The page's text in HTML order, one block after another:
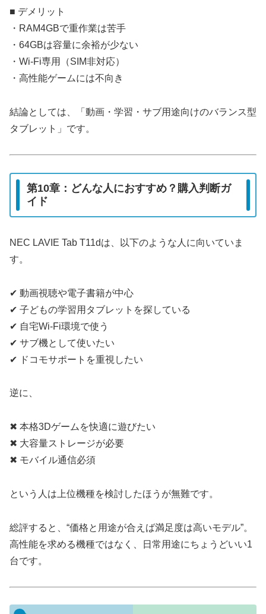
■ デメリット
・RAM4GBで重作業は苦手
・64GBは容量に余裕が少ない
・Wi-Fi専用（SIM非対応）
・高性能ゲームには不向き
結論としては、「動画・学習・サブ用途向けのバランス型
タブレット」です。
第10章：どんな人におすすめ？購入判断ガ
イド
NEC LAVIE Tab T11dは、以下のような人に向いていま
す。
✔ 動画視聴や電子書籍が中心
✔ 子どもの学習用タブレットを探している
✔ 自宅Wi-Fi環境で使う
✔ サブ機として使いたい
✔ ドコモサポートを重視したい
逆に、
✖ 本格3Dゲームを快適に遊びたい
✖ 大容量ストレージが必要
✖ モバイル通信必須
という人は上位機種を検討したほうが無難です。
総評すると、“価格と用途が合えば満足度は高いモデル”。
高性能を求める機種ではなく、日常用途にちょうどいい1
台です。